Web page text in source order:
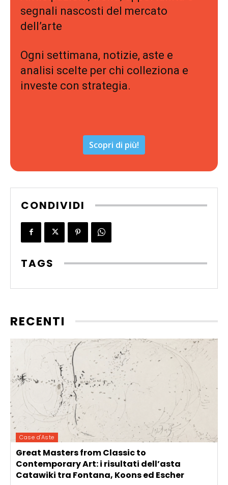
segnali nascosti del mercato
dell’arte
Ogni settimana, notizie, aste e
analisi scelte per chi colleziona e
investe con strategia.
Scopri di più!
CONDIVIDI
TAGS
RECENTI
Case d'Aste
Great Masters from Classic to
Contemporary Art: i risultati dell’asta
Catawiki tra Fontana, Koons ed Escher